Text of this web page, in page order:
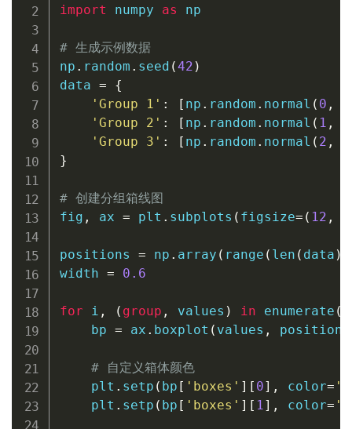
import numpy as np
# 生成示例数据
np . random . seed (42 )
data =
{
'Group 1' : [ np . random . normal ( 0 ,
'Group 2' : [ np . random . normal ( 1 ,
'Group 3' : [ np . random . normal ( 2 ,
}
# 创建分组箱线图
fig , ax = plt . subplots ( figsize= ( 12 ,
positions = np . array ( range ( len ( data )
width = 0.6
for i , ( group , values ) in enumerate (
    bp
= ax . boxplot ( values , positions
# 自定义箱体颜色
    plt
. setp ( bp [ 'boxes' ] [ 0] , color=
    plt
. setp ( bp [ 'boxes' ] [ 1] , color=